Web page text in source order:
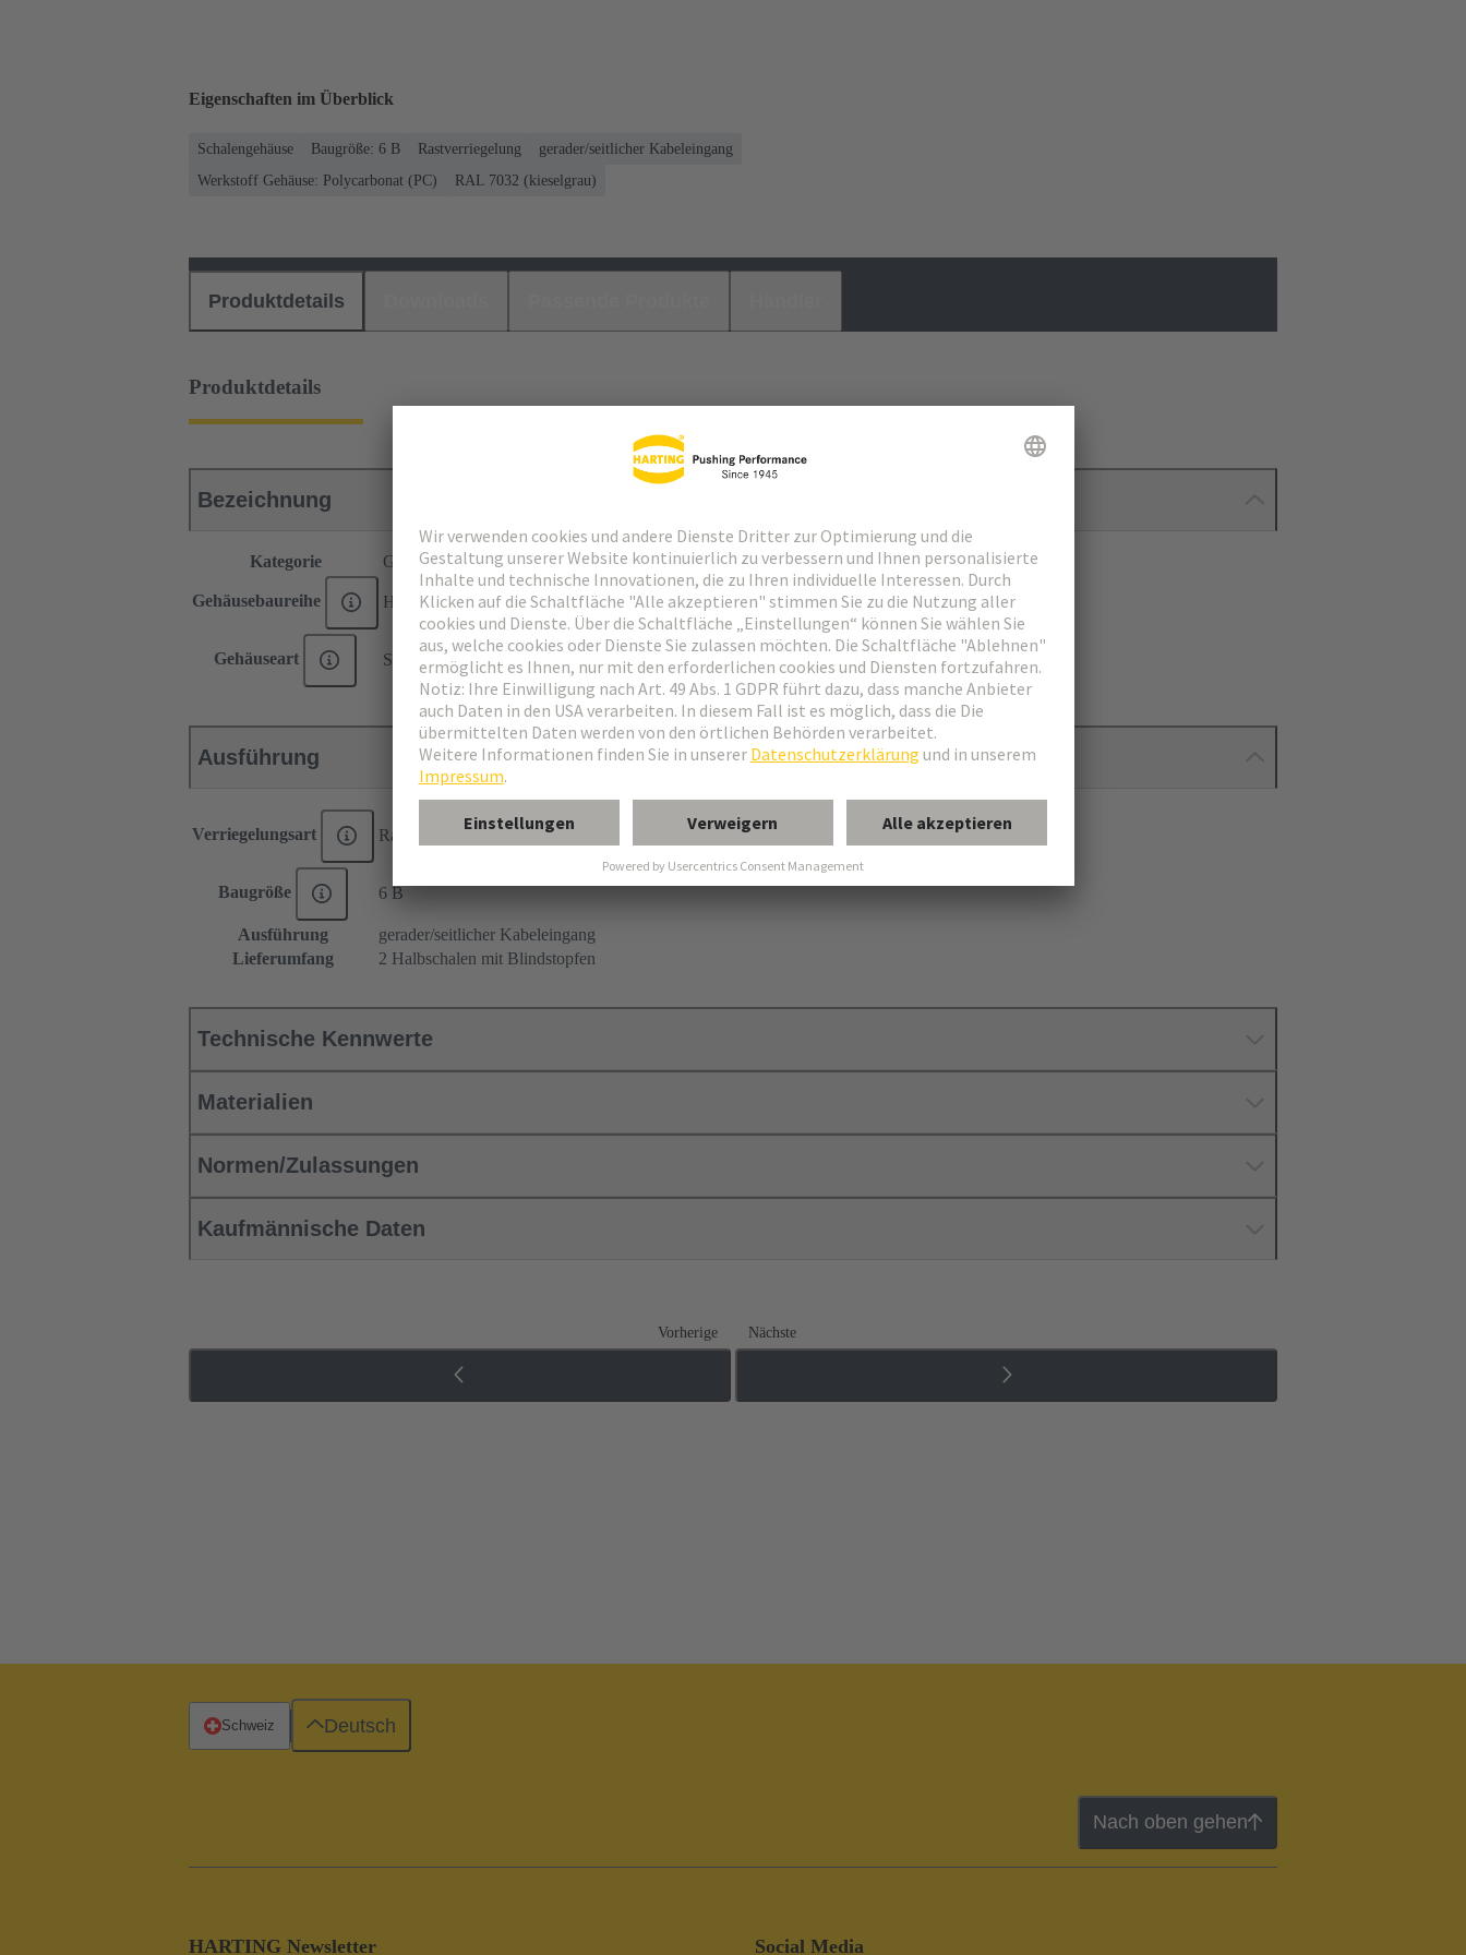
Eigenschaften im Überblick
Schalengehäuse Baugröße: 6 B Rastverriegelung
gerader/seitlicher Kabeleingang
Werkstoff Gehäuse: Polycarbonat (PC)
RAL 7032 (kieselgrau)
Produktdetails
Produktdetails
Bezeichnung
Kategorie Gehäuse
Gehäusebaureihe Han-Snap®
Gehäuseart Schalengehäuse
Ausführung
Verriegelungsart Rastverriegelung
Baugröße 6 B
Ausführung
gerader/seitlicher Kabeleingang
Lieferumfang
2 Halbschalen mit Blindstopfen
Technische Kennwerte
Materialien
Normen/Zulassungen
Kaufmännische Daten
Vorherige Nächste
Nach oben gehen
HARTING Newsletter Social Media
Schweiz Deutsch